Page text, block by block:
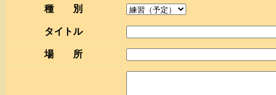
種 別
タイトル
場 所